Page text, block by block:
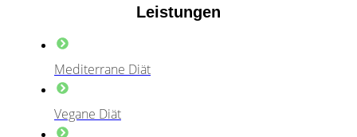
Leistungen
Mediterrane Diät
Vegane Diät